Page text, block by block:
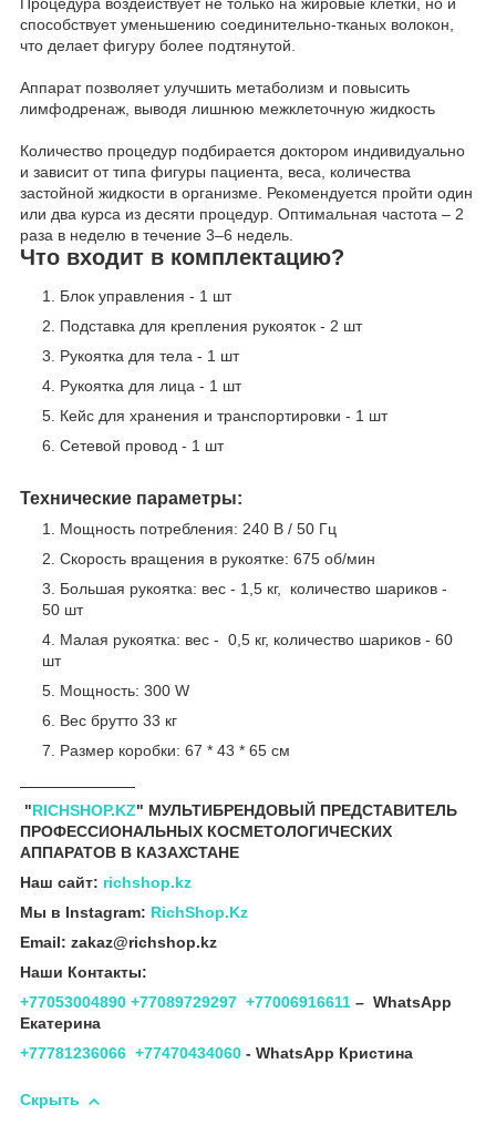
способствует уменьшению соединительно-тканых волокон,
что делает фигуру более подтянутой.
Аппарат позволяет улучшить метаболизм и повысить
лимфодренаж, выводя лишнюю межклеточную жидкость
Количество процедур подбирается доктором индивидуально
и зависит от типа фигуры пациента, веса, количества
застойной жидкости в организме. Рекомендуется пройти один
или два курса из десяти процедур. Оптимальная частота – 2
раза в неделю в течение 3–6 недель.
Что входит в комплектацию?
Блок управления - 1 шт
Подставка для крепления рукояток - 2 шт
Рукоятка для тела - 1 шт
Рукоятка для лица - 1 шт
Кейс для хранения и транспортировки - 1 шт
Сетевой провод - 1 шт
Технические параметры:
Мощность потребления: 240 В / 50 Гц
Скорость вращения в рукоятке: 675 об/мин
Большая рукоятка: вес - 1,5 кг, количество шариков -
50 шт
Малая рукоятка: вес - 0,5 кг, количество шариков - 60
шт
Мощность: 300 W
Вес брутто 33 кг
Размер коробки: 67 * 43 * 65 см
"RICHSHOP.KZ" МУЛЬТИБРЕНДОВЫЙ ПРЕДСТАВИТЕЛЬ
ПРОФЕССИОНАЛЬНЫХ КОСМЕТОЛОГИЧЕСКИХ
АППАРАТОВ В КАЗАХСТАНЕ
Наш сайт: richshop.kz
Мы в Instagram: RichShop.Kz
Email: zakaz@richshop.kz
Наши Контакты:
+77053004890 +77089729297 +77006916611 – WhatsApp
Екатерина
+77781236066 +77470434060 - WhatsApp Кристина
Скрыть